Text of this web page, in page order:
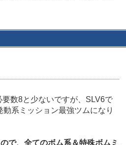
数8と少ないですが、SLV6で
系ミッション最強ツムになり
で、全てのボム系＆特殊ボムミ